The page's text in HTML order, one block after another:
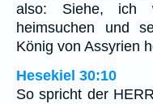
also: Siehe, ich
heimsuchen und
König von Assyrien
Hesekiel 30:10
So spricht der